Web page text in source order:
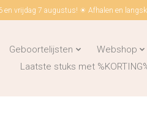
en vrijdag 7 augustus! ☀ Afhalen en
Geboortelijsten Webshop
Laatste stuks met